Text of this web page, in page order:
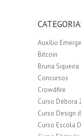
Auxílio
Bitcoin
Bruna Siqueira
Concursos
Crowdfire
Curso Débora
Curso Design
Curso Escola